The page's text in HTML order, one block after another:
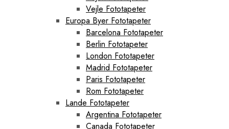
Vejle Fototapeter
Europa Byer Fototapeter
Barcelona Fototapeter
Berlin Fototapeter
London Fototapeter
Madrid Fototapeter
Paris Fototapeter
Rom Fototapeter
Lande Fototapeter
Argentina Fototapeter
Canada Fototapeter